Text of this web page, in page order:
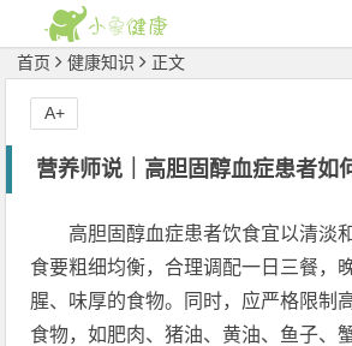
首页 健康知识 正文
营养师说｜高胆固醇血症患者如
高胆固醇血症患者饮食宜以清淡
食要粗细均衡，合理调配一日三餐，
腥、味厚的食物。同时，应严格限制
食物，如肥肉、猪油、黄油、鱼子、
A+